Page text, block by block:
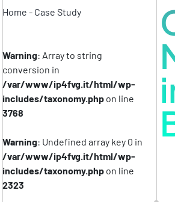
Home - Case Study
Warning: Array to string
conversion in
/var/www/ip4fvg.it/html/wp-
includes/taxonomy.php on line
3768
Warning: Undefined array key 0 in
/var/www/ip4fvg.it/html/wp-
includes/taxonomy.php on line
2323